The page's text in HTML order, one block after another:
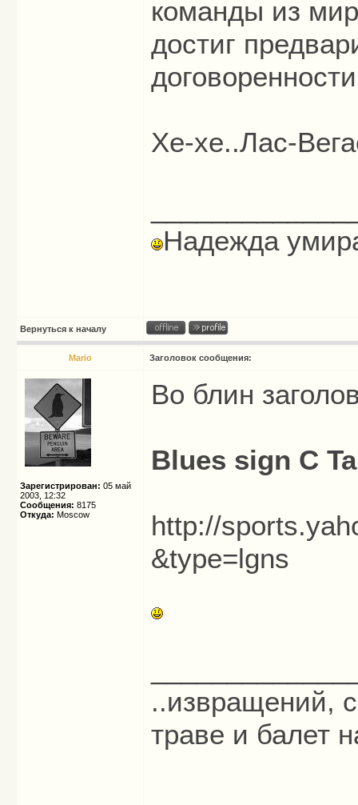
команды из
достиг
Хе-хе..Лас-
Надежда
Вернуться к началу
Mario Заголовок сообщения:
Зарегистрирован: 05 май
2003, 12:32
Сообщения: 8175
Откуда: Moscow
Во блин
Blues sign C
http://
&type=lgns
..извращений,
траве и балет